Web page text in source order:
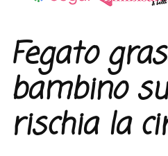
Fegato
bambino
rischia la